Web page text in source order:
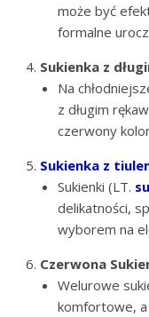
może być
formalne
Sukienka z
Na
z długim
czerwony
Sukienka z
Sukienki (LT.
delikatności,
wyborem na
Czerwona
Welurowe
komfortowe,